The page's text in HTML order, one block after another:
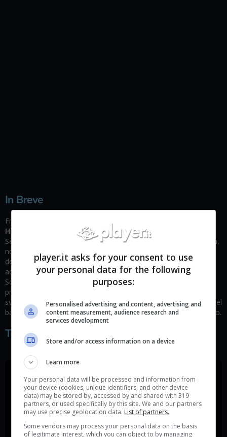
In Breve
Frutto della collaborazione del game director giapponese
Hidetaka Miyazaki
(famoso per Dark Souls, Bloodborne e
Sekiro) e dell’autore statunitense di fantasyGeorge R. R. Martin,
noto soprattutto per il ciclo di romanzi Cronache del ghiaccio e
del fuoco (ai più noto come “Game of Thrones”), Elder Ring è un
action RPG, dark fantasy che riunirà in sè tutto ciò che From
Software ha potuto imparare attraverso lo sviluppo dei suoi
precedenti capolavori. Mentre la casa giapponese è parte dello
sviluppo tecnico e stilistico del gioco, è dovuta a Martin la cura del
background e della lore del mondo in cui Elden Ring è ambientato.
Trailer di Gioco
player.it asks for your consent to use
your personal data for the following
purposes:
Personalised advertising and content, advertising and
content measurement, audience research and
services development
Store and/or access information on a device
Learn more
Your personal data will be processed and information from
your device (cookies, unique identifiers, and other device
data) may be stored by, accessed by and shared with 319
partners, or used specifically by this site. We and our partners
may use precise geolocation data. List of partners.
Some vendors may process your personal data on the basis
of legitimate interest, which you can object to by managing